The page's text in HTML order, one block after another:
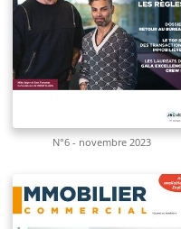
N°6 - novembre 2023